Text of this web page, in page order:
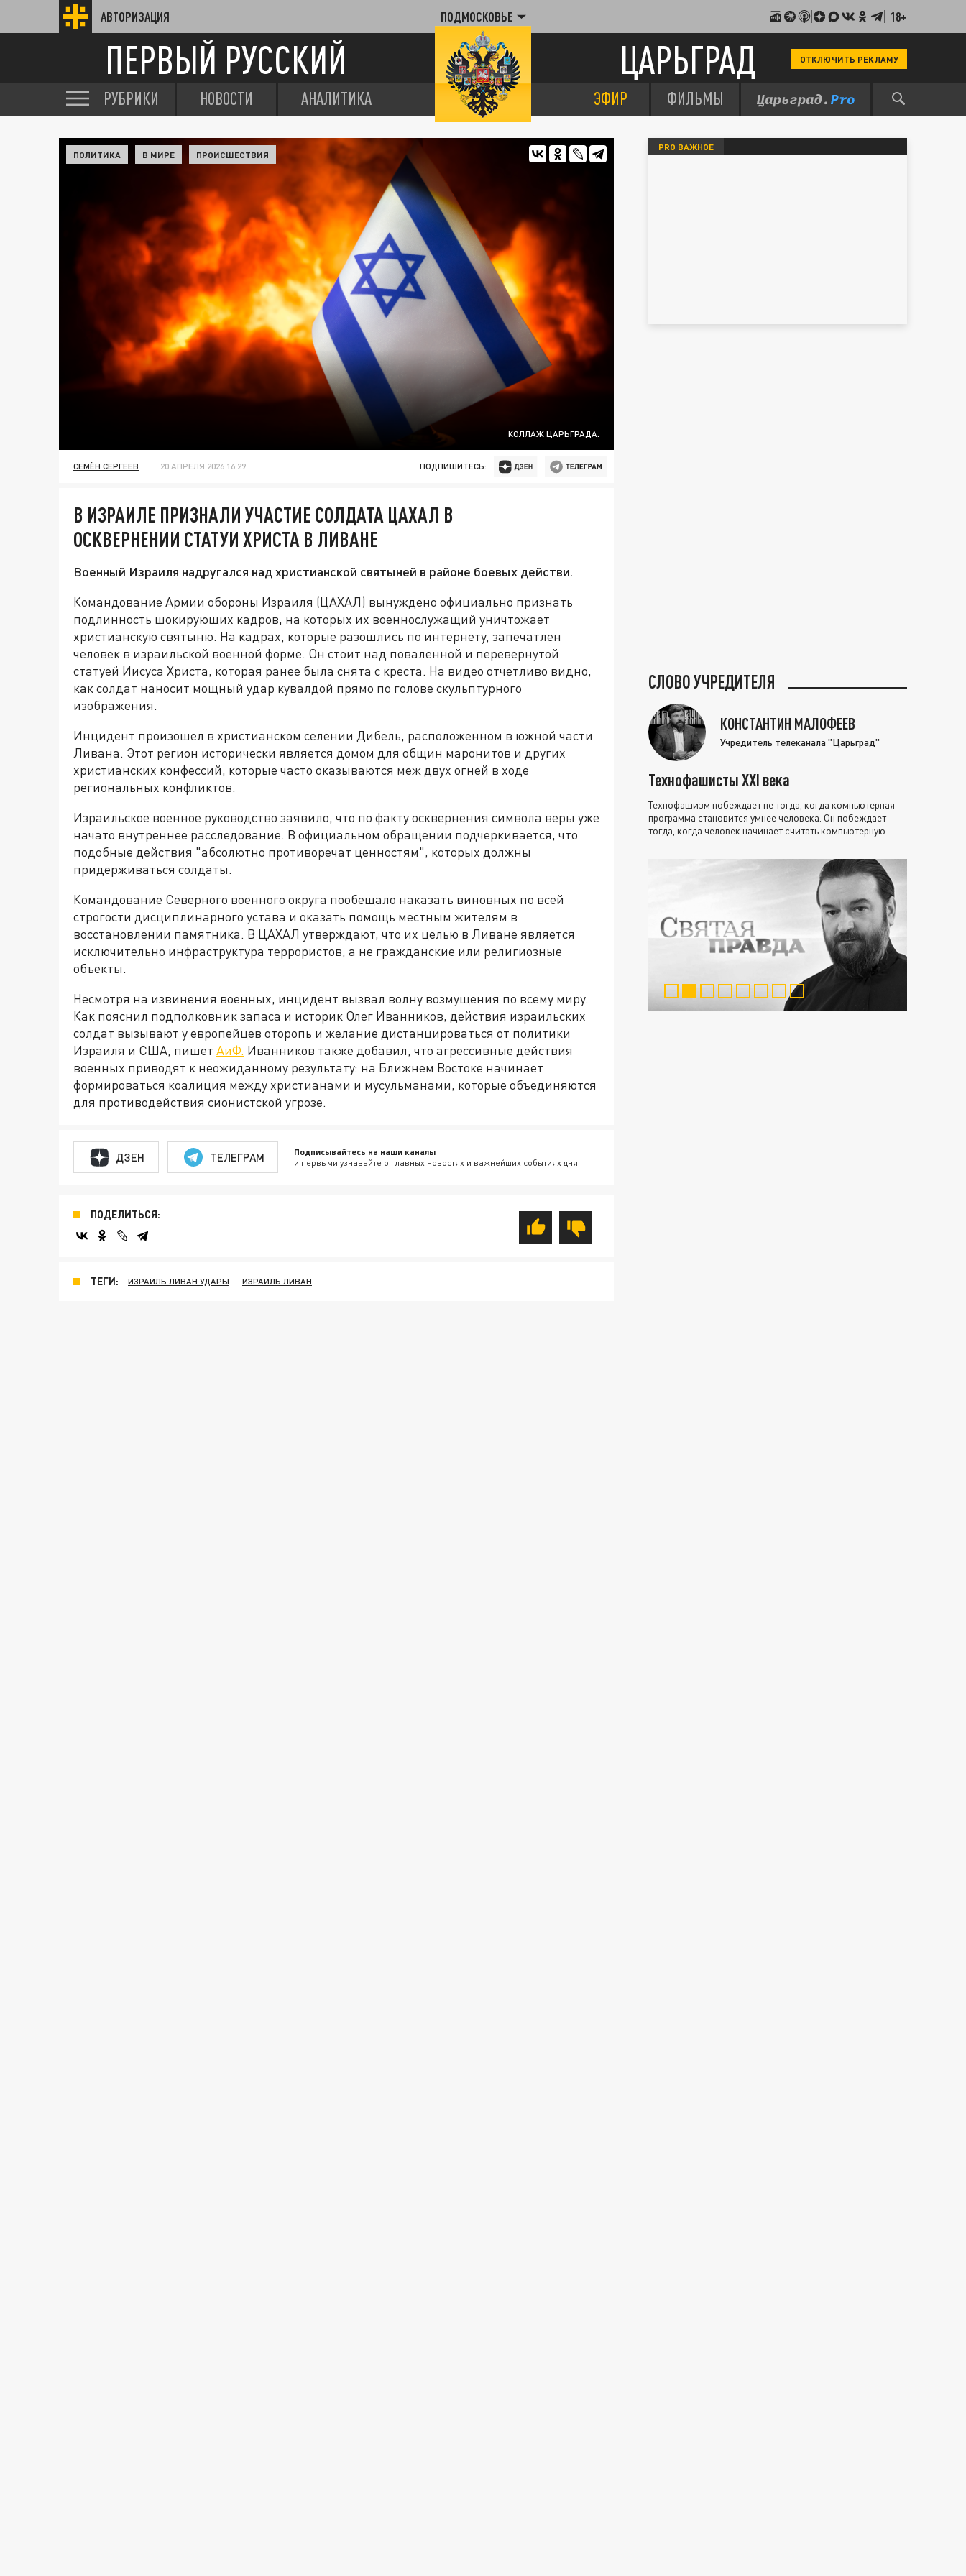
АВТОРИЗАЦИЯ ПОДМОСКОВЬЕ 18+
ПЕРВЫЙ РУССКИЙ ЦАРЬГРАД ОТКЛЮЧИТЬ РЕКЛАМУ
РУБРИКИ НОВОСТИ АНАЛИТИКА ЭФИР ФИЛЬМЫ
КОЛЛАЖ ЦАРЬГРАДА.
ПОЛИТИКА В МИРЕ ПРОИСШЕСТВИЯ
СЕМЁН СЕРГЕЕВ 20 АПРЕЛЯ 2026 16:29 ПОДПИШИТЕСЬ:
В ИЗРАИЛЕ ПРИЗНАЛИ УЧАСТИЕ СОЛДАТА ЦАХАЛ В
ОСКВЕРНЕНИИ СТАТУИ ХРИСТА В ЛИВАНЕ
Военный Израиля надругался над христианской святыней в районе боевых действи.
Командование Армии обороны Израиля (ЦАХАЛ) вынуждено официально признать
подлинность шокирующих кадров, на которых их военнослужащий уничтожает
христианскую святыню. На кадрах, которые разошлись по интернету, запечатлен
человек в израильской военной форме. Он стоит над поваленной и перевернутой
статуей Иисуса Христа, которая ранее была снята с креста. На видео отчетливо видно,
как солдат наносит мощный удар кувалдой прямо по голове скульптурного
изображения.
Инцидент произошел в христианском селении Дибель, расположенном в южной части
Ливана. Этот регион исторически является домом для общин маронитов и других
христианских конфессий, которые часто оказываются меж двух огней в ходе
региональных конфликтов.
Израильское военное руководство заявило, что по факту осквернения символа веры уже
начато внутреннее расследование. В официальном обращении подчеркивается, что
подобные действия "абсолютно противоречат ценностям", которых должны
придерживаться солдаты.
Командование Северного военного округа пообещало наказать виновных по всей
строгости дисциплинарного устава и оказать помощь местным жителям в
восстановлении памятника. В ЦАХАЛ утверждают, что их целью в Ливане является
исключительно инфраструктура террористов, а не гражданские или религиозные
объекты.
Несмотря на извинения военных, инцидент вызвал волну возмущения по всему миру.
Как пояснил подполковник запаса и историк Олег Иванников, действия израильских
солдат вызывают у европейцев оторопь и желание дистанцироваться от политики
Израиля и США, пишет АиФ. Иванников также добавил, что агрессивные действия
военных приводят к неожиданному результату: на Ближнем Востоке начинает
формироваться коалиция между христианами и мусульманами, которые объединяются
для противодействия сионистской угрозе.
ДЗЕН ТЕЛЕГРАМ Подписывайтесь на наши каналы
и первыми узнавайте о главных новостях и важнейших событиях дня.
ПОДЕЛИТЬСЯ:
ТЕГИ: ИЗРАИЛЬ ЛИВАН УДАРЫ ИЗРАИЛЬ ЛИВАН
PRO ВАЖНОЕ
СЛОВО УЧРЕДИТЕЛЯ
КОНСТАНТИН МАЛОФЕЕВ
Учредитель телеканала "Царьград"
Технофашисты XXI века
Технофашизм побеждает не тогда, когда компьютерная
программа становится умнее человека. Он побеждает
тогда, когда человек начинает считать компьютерную